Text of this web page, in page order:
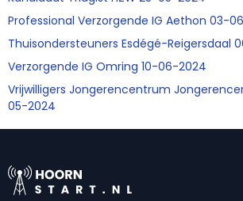
Professional Verzorgende IG Aethon 03-
Thuisondersteuners Esdégé-Reigersdaal
Verzorgende IG Omring 10-06-2024
Vrijwilligers Jongerencentrum
05-2024